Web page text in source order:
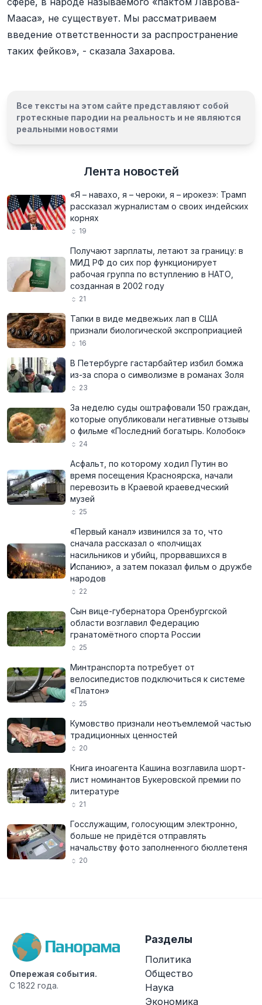
Мааса», не существует. Мы рассматриваем
введение ответственности за распространение
таких фейков», - сказала Захарова.
Все тексты на этом сайте представляют собой
гротескные пародии на реальность и не являются
реальными новостями
Лента новостей
«Я – навахо, я – чероки, я – ирокез»: Трамп
рассказал журналистам о своих индейских
корнях
19
Получают зарплаты, летают за границу: в
МИД РФ до сих пор функционирует
рабочая группа по вступлению в НАТО,
созданная в 2002 году
21
Тапки в виде медвежьих лап в США
признали биологической экспроприацией
16
В Петербурге гастарбайтер избил бомжа
из-за спора о символизме в романах Золя
23
За неделю суды оштрафовали 150 граждан,
которые опубликовали негативные отзывы
о фильме «Последний богатырь. Колобок»
24
Асфальт, по которому ходил Путин во
время посещения Красноярска, начали
перевозить в Краевой краеведческий
музей
25
«Первый канал» извинился за то, что
сначала рассказал о «полчищах
насильников и убийц, прорвавшихся в
Испанию», а затем показал фильм о дружбе
народов
22
Сын вице-губернатора Оренбургской
области возглавил Федерацию
гранатомётного спорта России
25
Минтранспорта потребует от
велосипедистов подключиться к системе
«Платон»
25
Кумовство признали неотъемлемой частью
традиционных ценностей
20
Книга иноагента Кашина возглавила шорт-
лист номинантов Букеровской премии по
литературе
21
Госслужащим, голосующим электронно,
больше не придётся отправлять
начальству фото заполненного бюллетеня
20
Опережая события.
С 1822 года.
Разделы
Политика
Общество
Наука
Экономика